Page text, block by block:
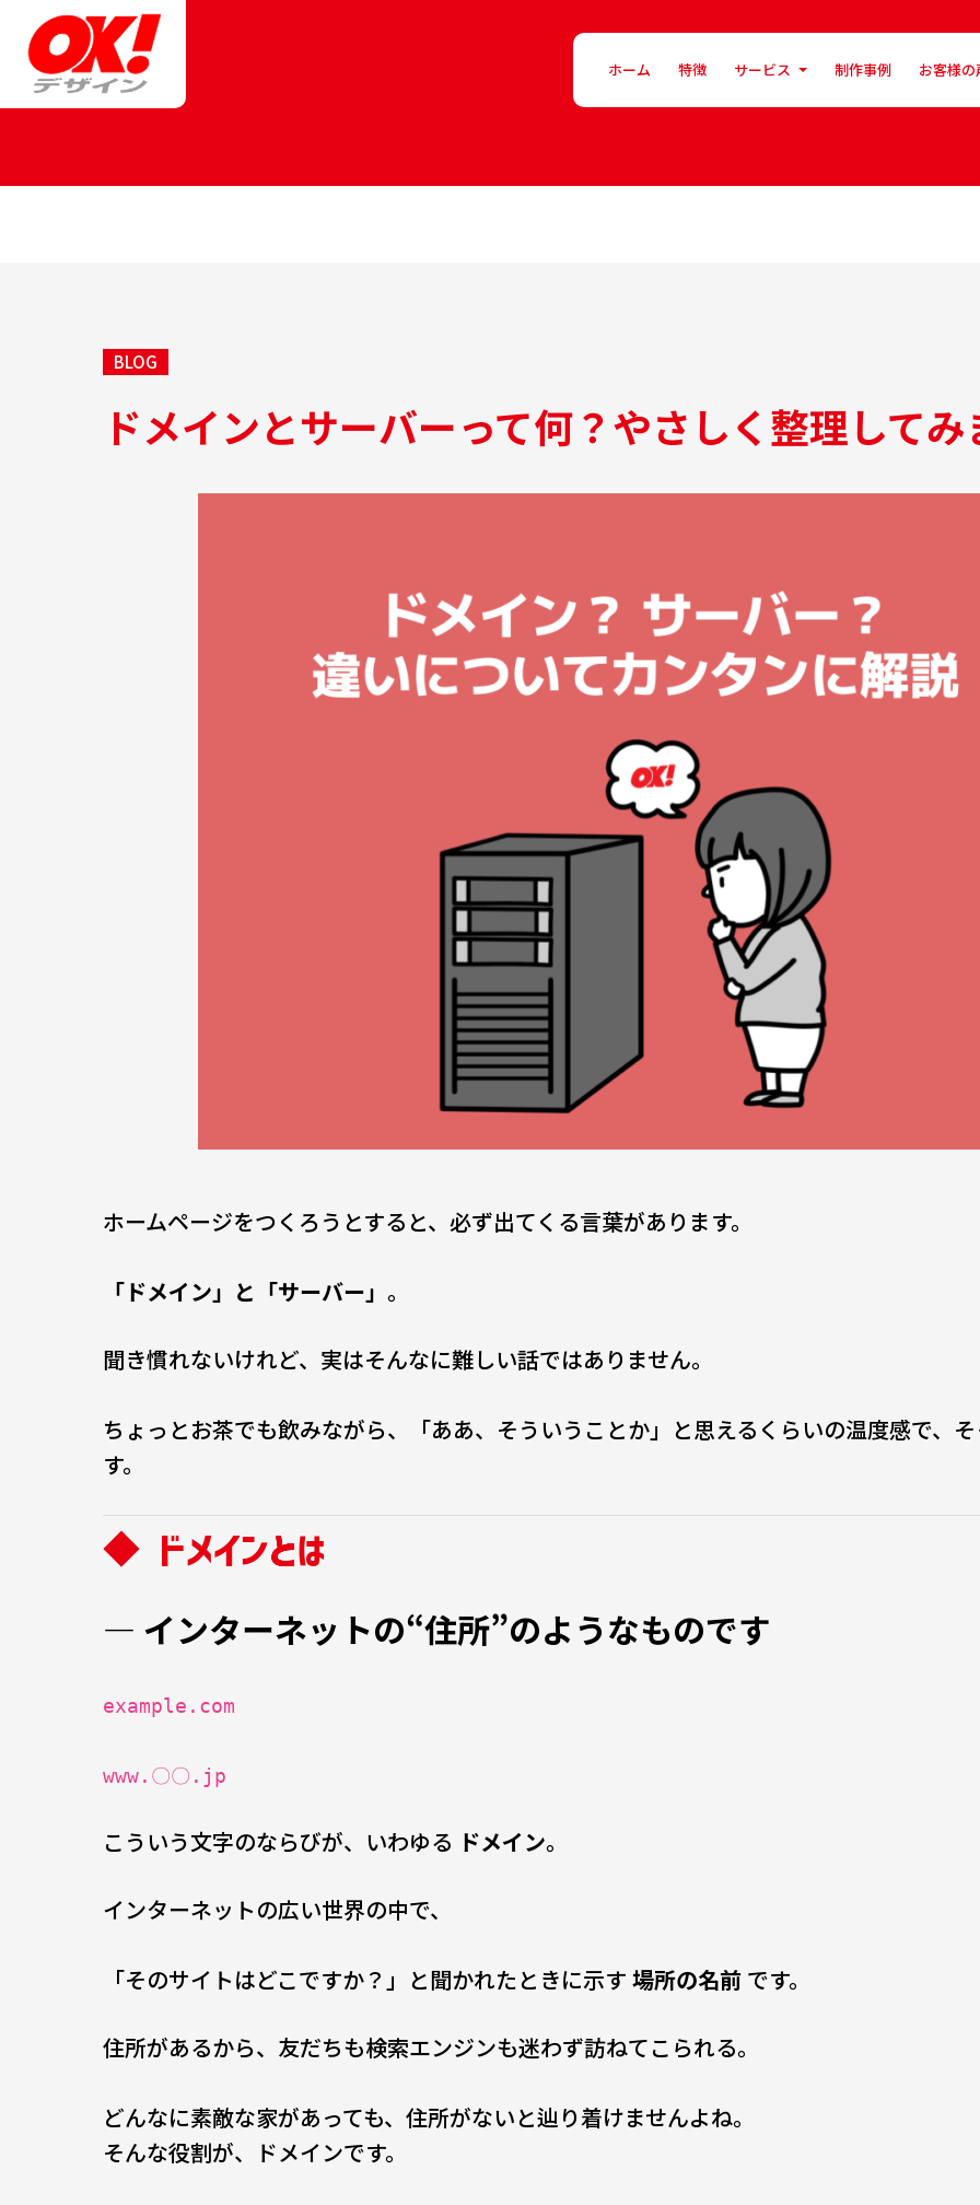
ホーム 特徴 サービス 制作事例 お客様の
BLOG
ドメインとサーバーって何？やさしく整理して
ホームページをつくろうとすると、必ず出てくる言葉があります。
「ドメイン」と「サーバー」 。
聞き慣れないけれど、実はそんなに難しい話ではありません。
ちょっとお茶でも飲みながら、「ああ、そういうことか」と思えるくらいの温度感で、
す。
◆ ドメインとは
― インターネットの“住所”のようなものです
example.com
www.〇〇.jp
こういう文字のならびが、いわゆる ドメイン。
インターネットの広い世界の中で、
「そのサイトはどこですか？」と聞かれたときに示す 場所の名前 です。
住所があるから、友だちも検索エンジンも迷わず訪ねてこられる。
どんなに素敵な家があっても、住所がないと辿り着けませんよね。
そんな役割が、ドメインです。